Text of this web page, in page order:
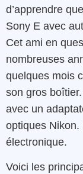
d’apprendre
Sony E avec
Cet ami en
nombreuses
quelques mois
son gros
avec un
optiques Nikon.
électronique.
Voici les